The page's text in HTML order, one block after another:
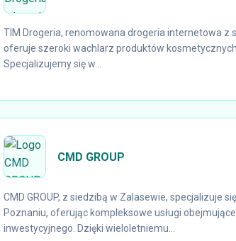
TIM Drogeria, renomowana drogeria internetowa z
oferuje szeroki wachlarz produktów
Specjalizujemy się w...
CMD GROUP
CMD GROUP, z siedzibą w Zalasewie, specjalizuje
Poznaniu, oferując kompleksowe usługi
inwestycyjnego. Dzięki wieloletniemu...